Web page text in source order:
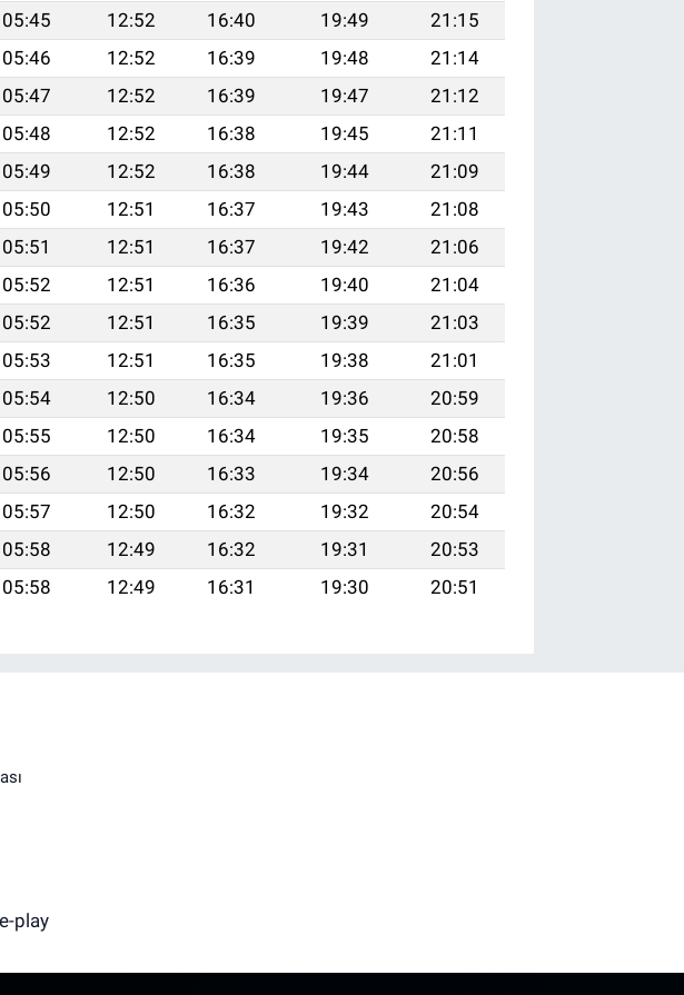
05:45 12:52 16:40 19:49
21:15
05:46 12:52 16:39 19:48
21:14
05:47 12:52 16:39 19:47
21:12
05:48 12:52 16:38 19:45
21:11
05:49 12:52 16:38 19:44
21:09
05:50 12:51 16:37 19:43
21:08
05:51 12:51 16:37 19:42
21:06
05:52 12:51 16:36 19:40
21:04
05:52 12:51 16:35 19:39
21:03
05:53 12:51 16:35 19:38
21:01
05:54 12:50 16:34 19:36
20:59
05:55 12:50 16:34 19:35
20:58
05:56 12:50 16:33 19:34
20:56
05:57 12:50 16:32 19:32
20:54
05:58 12:49 16:32 19:31
20:53
05:58 12:49 16:31 19:30 20:51